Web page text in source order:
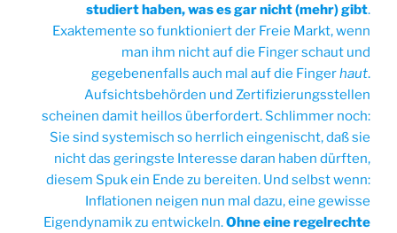
studiert haben, was es gar nicht (mehr) gibt.
Exaktemente so funktioniert der Freie Markt, wenn
man ihm nicht auf die Finger schaut und
gegebenenfalls auch mal auf die Fingerhaut.
Aufsichtsbehörden und Zertifizierungsstellen
scheinen damit heillos überfordert. Schlimmer noch:
Sie sind systemisch so herrlich eingenischt, daß sie
nicht das geringste Interesse daran haben dürften,
diesem Spuk ein Ende zu bereiten. Und selbst wenn:
Inflationen neigen nun mal dazu, eine gewisse
Eigendynamik zu entwickeln.Ohne eine regelrechte